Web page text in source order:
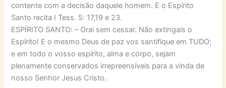
contente com a decisão daquele homem. E o Espírito
Santo recita I Tess. 5: 17,19 e 23.
ESPÍRITO SANTO: – Orai sem cessar. Não extingais o
Espírito! E o mesmo Deus de paz vos santifique em TUDO;
e em todo o vosso espírito, alma e corpo, sejam
plenamente conservados irrepreensíveis para a vinda de
nosso Senhor Jesus Cristo.